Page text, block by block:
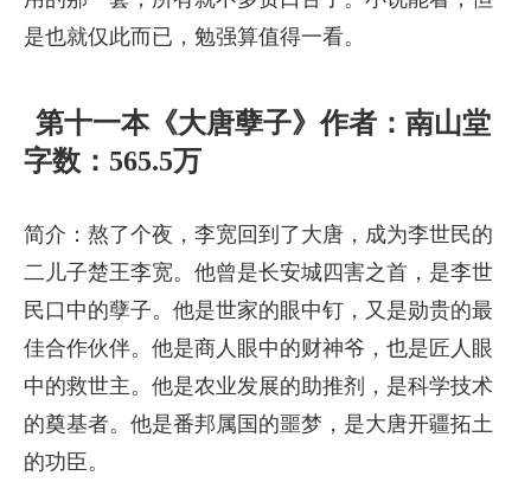
是也就仅此而已，勉强算值得一看。
第十一本《大唐孽子》作者：南山堂
字数：565.5万
简介：熬了个夜，李宽回到了大唐，成为李世民的
二儿子楚王李宽。他曾是长安城四害之首，是李世
民口中的孽子。他是世家的眼中钉，又是勋贵的最
佳合作伙伴。他是商人眼中的财神爷，也是匠人眼
中的救世主。他是农业发展的助推剂，是科学技术
的奠基者。他是番邦属国的噩梦，是大唐开疆拓土
的功臣。